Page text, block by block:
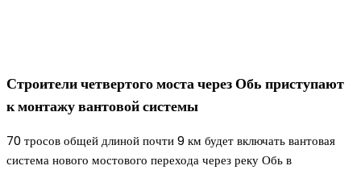
Строители четвертого моста через Обь приступают
к монтажу вантовой системы
70 тросов общей длиной почти 9 км будет включать вантовая
система нового мостового перехода через реку Обь в